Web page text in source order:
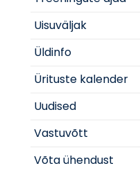
Uisuväljak
Üldinfo
Ürituste kalender
Uudised
Vastuvõtt
Võta ühendust